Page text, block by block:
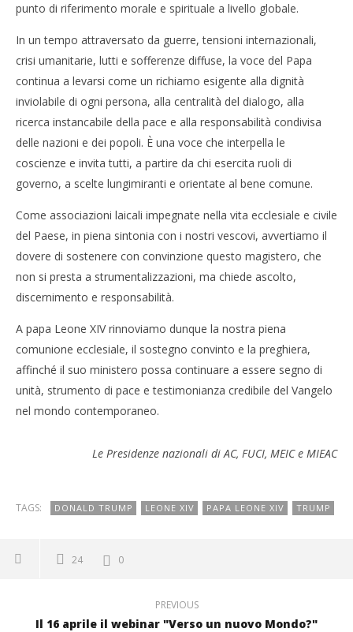
punto di riferimento morale e spirituale a livello globale.
In un tempo attraversato da guerre, tensioni internazionali,
crisi umanitarie, lutti e sofferenze diffuse, la voce del Papa
continua a levarsi come un richiamo esigente alla dignità
inviolabile di ogni persona, alla centralità del dialogo, alla
ricerca instancabile della pace e alla responsabilità condivisa
delle nazioni e dei popoli. È una voce che interpella le
coscienze e invita tutti, a partire da chi esercita ruoli di
governo, a scelte lungimiranti e orientate al bene comune.
Come associazioni laicali impegnate nella vita ecclesiale e civile
del Paese, in piena sintonia con i nostri vescovi, avvertiamo il
dovere di sostenere con convinzione questo magistero, che
non si presta a strumentalizzazioni, ma chiede ascolto,
discernimento e responsabilità.
A papa Leone XIV rinnoviamo dunque la nostra piena
comunione ecclesiale, il sostegno convinto e la preghiera,
affinché il suo ministero possa continuare a essere segno di
unità, strumento di pace e testimonianza credibile del Vangelo
nel mondo contemporaneo.
Le Presidenze nazionali di AC, FUCI, MEIC e MIEAC
TAGS: DONALD TRUMP LEONE XIV PAPA LEONE XIV TRUMP
24 0
PREVIOUS
Il 16 aprile il webinar "Verso un nuovo Mondo?"